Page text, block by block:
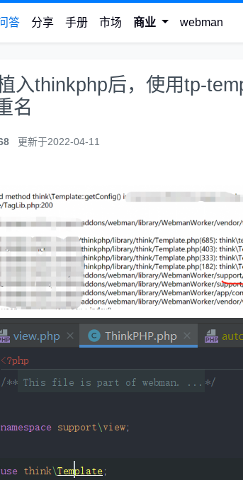
答 分享 手册 市场 商业 webman
入thinkphp后，使用tp-
名
更新于2022-04-11